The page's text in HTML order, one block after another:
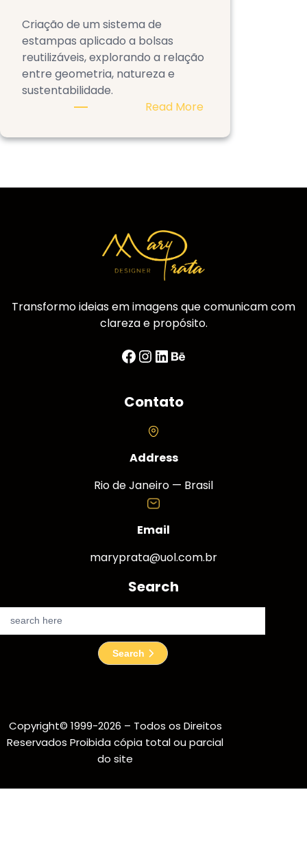
Criação de um sistema de
estampas aplicado a bolsas
reutilizáveis, explorando a relação
entre geometria, natureza e
sustentabilidade.
Read More:
Coleção
Transformo ideias em imagens que comunicam com
clareza e propósito.
Facebook InstagramLinkedIn Behance
Contato
Address
Rio de Janeiro — Brasil
Email
maryprata@uol.com.br
Search
e
a
r
Search
Copyright© 1999-2026 – Todos os Direitos
Reservados Proibida cópia total ou parcial
do site